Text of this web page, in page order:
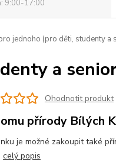
9:00-17:00
jednoho (pro děti, studenty a
a
Ohodnotit produkt
přírody Bílých
je možné zakoupit také
celý popis